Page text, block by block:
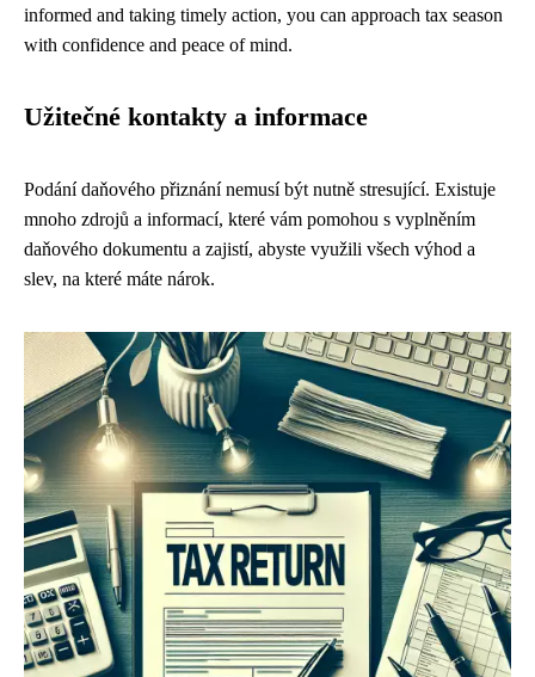
informed and taking timely action, you can approach tax season
with confidence and peace of mind.
Užitečné kontakty a informace
Podání daňového přiznání nemusí být nutně stresující. Existuje
mnoho zdrojů a informací, které vám pomohou s vyplněním
daňového dokumentu a zajistí, abyste využili všech výhod a
slev, na které máte nárok.